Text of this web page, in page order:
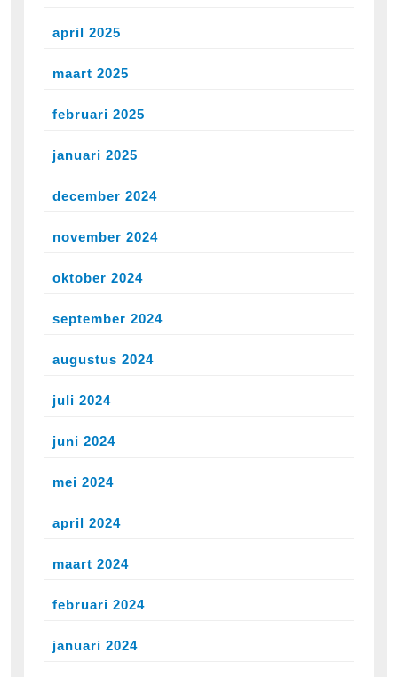
april 2025
maart 2025
februari 2025
januari 2025
december 2024
november 2024
oktober 2024
september 2024
augustus 2024
juli 2024
juni 2024
mei 2024
april 2024
maart 2024
februari 2024
januari 2024